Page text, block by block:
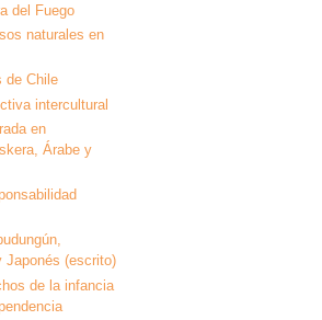
del Fuego
naturales en
de Chile
intercultural
en
Árabe y
Japonés (escrito)
de la infancia